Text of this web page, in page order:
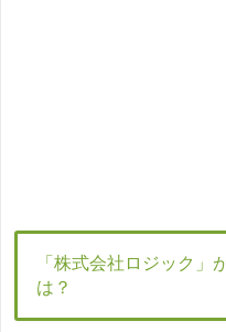
「株式会社ロジック」
は？